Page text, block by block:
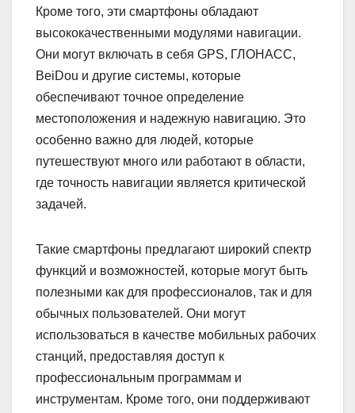
Кроме того, эти смартфоны обладают
высококачественными модулями навигации.
Они могут включать в себя GPS, ГЛОНАСС,
BeiDou и другие системы, которые
обеспечивают точное определение
местоположения и надежную навигацию. Это
особенно важно для людей, которые
путешествуют много или работают в области,
где точность навигации является критической
задачей.
Такие смартфоны предлагают широкий спектр
функций и возможностей, которые могут быть
полезными как для профессионалов, так и для
обычных пользователей. Они могут
использоваться в качестве мобильных рабочих
станций, предоставляя доступ к
профессиональным программам и
инструментам. Кроме того, они поддерживают